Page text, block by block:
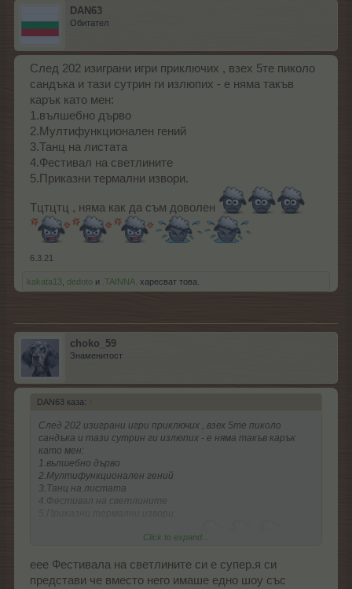
DAN63
Обитател
След 202 изиграни игри приключих , взех 5те пиколо
сандъка и тази сутрин ги излюпих - е няма такъв
карък като мен:
1.вълшебно дърво
2.Мултифункционален гений
3.Танц на листата
4.Фестивал на светлините
5.Приказни термални извори.
Тцтцтц , няма как да съм доволен
6.3.21
kakata13 dedoto и .TAINNA. харесват това.
choko_59
Знаменитост
DAN63 каза: ↑
След 202 изиграни игри приключих , взех 5те пиколо
сандъка и тази сутрин ги излюпих - е няма такъв карък
като мен:
1.вълшебно дърво
2.Мултифункционален гений
3.Танц на листата
4.Фестивал на светлините
Тцтцтц , няма как да съм доволен
Click to expand...
eee Фестивала на светлините си е супер.я си
представи че вместо него имаше едно шоу със